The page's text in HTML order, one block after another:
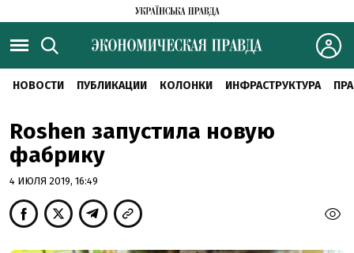
НОВОСТИ ПУБЛИКАЦИИ КОЛОНКИ ИНФРАСТРУКТУРА
Roshen запустила новую
фабрику
4 ИЮЛЯ 2019, 16:49